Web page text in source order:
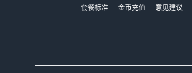
套餐标准
金币充值 意见建议